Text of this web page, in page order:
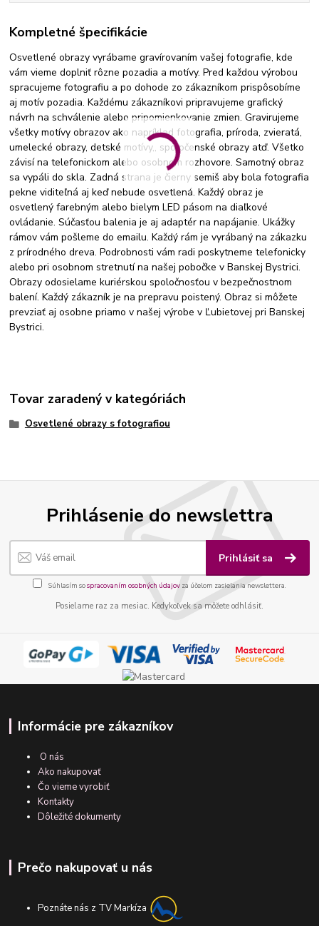
Kompletné špecifikácie
Osvetlené obrazy vyrábame gravírovaním vašej fotografie, kde
vám vieme doplniť rôzne pozadia a motívy. Pred každou výrobou
spracujeme fotografiu a po dohode zo zákazníkom prispôsobíme
aj motív pozadia. Každému zákazníkovi pripravujeme grafický
návrh na schválenie alebo pripomienkovanie zmien. Gravirujeme
všetky motívy obrazov ako napríklad fotografia, príroda, zvieratá,
umelecké obrazy, detské motívy,, spoločenské obrazy atď. Všetko
závisí na telefonickom alebo osobnom rozhovore. Samotný obraz
sa vypáli do skla. Zadná strana je čierny semiš aby bola fotografia
pekne viditeľná aj keď nebude osvetlená. Každý obraz je
osvetlený farebným alebo bielym LED pásom na diaľkové
ovládanie. Súčasťou balenia je aj adaptér na napájanie. Ukážky
rámov vám pošleme do emailu. Každý rám je vyrábaný na zákazku
z prírodného dreva. Podrobnosti vám radi poskytneme telefonicky
alebo pri osobnom stretnutí na našej pobočke v Banskej Bystrici.
Obrazy odosielame kuriérskou spoločnosťou v bezpečnostnom
balení. Každý zákazník je na prepravu poistený. Obraz si môžete
prevziať aj osobne priamo v našej výrobe v Ľubietovej pri Banskej
Bystrici.
Tovar zaradený v kategóriách
Osvetlené obrazy s fotografiou
Prihlásenie do newslettra
Prihlásiť sa
Súhlasím sospracovaním osobných údajov za účelom zasielania newslettera.
Posielame raz za mesiac. Kedykoľvek sa môžete odhlásiť.
Informácie pre zákazníkov
O nás
Ako nakupovať
Čo vieme vyrobiť
Kontakty
Dôležité dokumenty
Prečo nakupovať u nás
Poznáte nás z TV Markíza